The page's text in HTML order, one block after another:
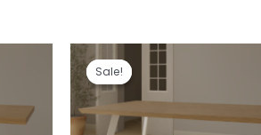
Sale!
Sale!